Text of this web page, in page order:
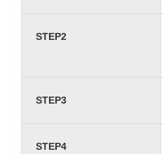
STEP2
STEP3
STEP4